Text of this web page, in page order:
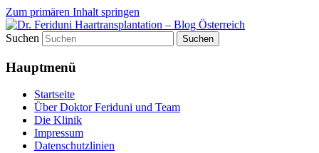
Zum primären Inhalt springen
Dr. Feriduni
Haartransplantation – Blog
Österreich
Videos, Ergebnisse, Bilder
Suchen
Hauptmenü
Startseite
Über Doktor Feriduni und Team
Die Klinik
Impressum
Datenschutzlinien